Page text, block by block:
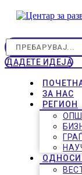
ДАДЕТЕ ИДЕЈА
ЗА НАС
РЕГИОН
ОДНОСИ